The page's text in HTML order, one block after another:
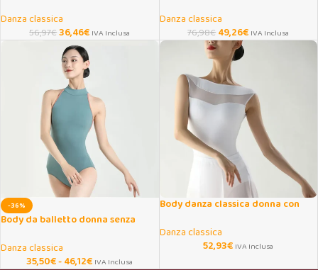
Danza classica
56,97€36,46€ IVA Inclusa
Danza classica
76,98€49,26€ IVA Inclusa
-36%
Body da balletto donna senza
Danza classica
35,50€-46,12€ IVA Inclusa
Body danza classica donna con
Danza classica
52,93€ IVA Inclusa